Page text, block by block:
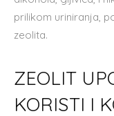
prilikom uriniranja,
zeolita.
ZEOLIT
KORISTI I